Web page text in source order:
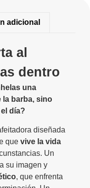
adicional
al
dentro
una
la barba, sino
día?
diseñada
que vive la vida
Un
su imagen y
, que enfrenta